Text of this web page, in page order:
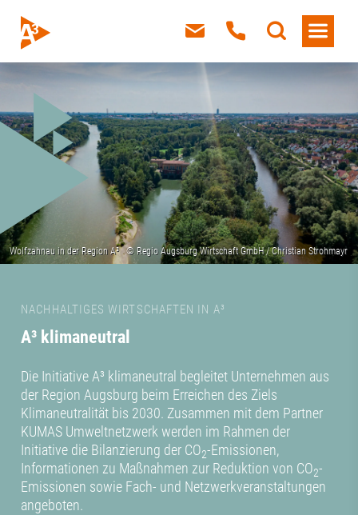
NACHHALTIGES WIRTSCHAFTEN IN A³
A³ klimaneutral
Die Initiative A³ klimaneutral begleitet Unternehmen aus
der Region Augsburg beim Erreichen des Ziels
Klimaneutralität bis 2030. Zusammen mit dem Partner
KUMAS Umweltnetzwerk werden im Rahmen der
Initiative die Bilanzierung der CO2-Emissionen,
Informationen zu Maßnahmen zur Reduktion von CO2-
Emissionen sowie Fach- und Netzwerkveranstaltungen
angeboten.